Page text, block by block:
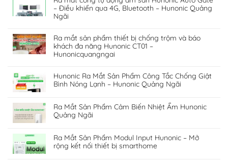
– Điều khiển qua 4G, Bluetooth – Hunonic Quảng
Ngãi
Ra mắt sản phẩm thiết bị chống trộm và báo
khách đa năng Hunonic CT01 –
Hunonicquangngai
Hunonic Ra Mắt Sản Phẩm Công Tắc Chống Giật
Bình Nóng Lạnh – Hunonic Quảng Ngãi
Ra Mắt Sản Phẩm Cảm Biến Nhiệt Ẩm Hunonic
Quảng Ngãi
Ra Mắt Sản Phẩm Modul Input Hunonic – Mở
rộng kết nối thiết bị smarthome